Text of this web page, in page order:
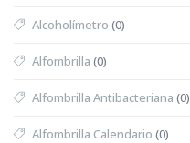
Alcoholímetro (0)
Alfombrilla (0)
Alfombrilla Antibacteriana (0)
Alfombrilla Calendario (0)